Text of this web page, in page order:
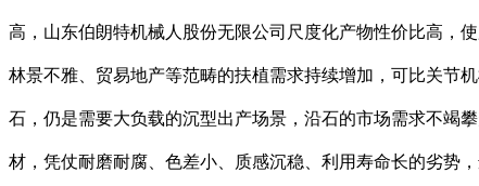
高，山东伯朗特机械人股份无限公司尺度化产物性价比高，
林景不雅、贸易地产等范畴的扶植需求持续增加，可比关节
石，仍是需要大负载的沉型出产场景，沿石的市场需求不竭
材，凭仗耐磨耐腐、色差小、质感沉稳、利用寿命长的劣势